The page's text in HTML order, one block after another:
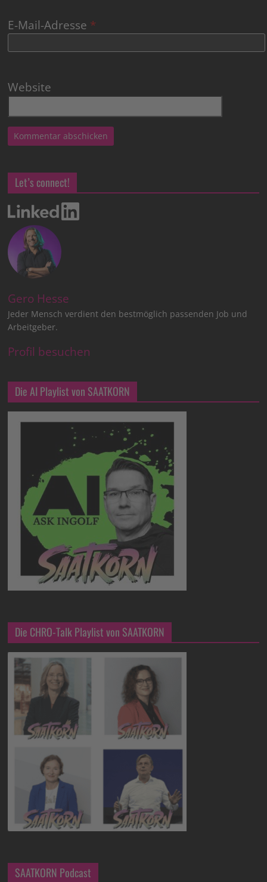
E-Mail-Adresse *
Website
Let’s connect!
Gero Hesse
Jeder Mensch verdient den bestmöglich passenden Job und
Arbeitgeber.
Profil besuchen
Die AI Playlist von SAATKORN
Die CHRO-Talk Playlist von SAATKORN
SAATKORN Podcast